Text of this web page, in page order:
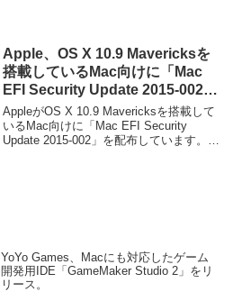
Apple、OS X 10.9 Mavericksを
搭載しているMac向けに「Mac
EFI Security Update 2015-002」
を配布。認証無しにEFIが上書き
されてしまう脆弱性を修正。
AppleがOS X 10.9 Mavericksを搭載して
いるMac向けに「Mac EFI Security
Update 2015-002」を配布しています。詳
YoYo Games、Macにも対応したゲーム
開発用IDE「GameMaker Studio 2」をリ
リース。